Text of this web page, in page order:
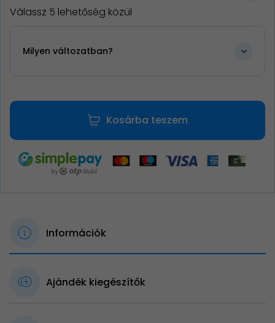
Válassz 5 lehetőség közül
Milyen változatban?
Kosárba teszem
Információk
Ajándék kiegészítők